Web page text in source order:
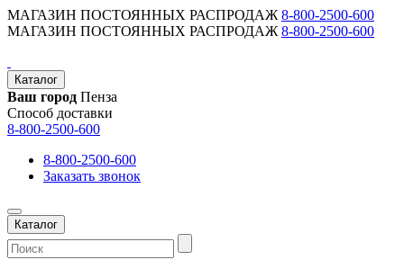
МАГАЗИН ПОСТОЯННЫХ РАСПРОДАЖ 8-800-2500-600
МАГАЗИН ПОСТОЯННЫХ РАСПРОДАЖ 8-800-2500-600
Каталог
Ваш город Пенза
Способ доставки
8-800-2500-600
8-800-2500-600
Заказать звонок
Каталог